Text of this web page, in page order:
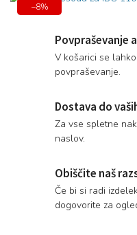
−8%
Povpraševanje
V košarici se
povpraševanje.
Dostava do
Za vse spletne
naslov.
Obiščite naš
Če bi si radi
dogovorite za